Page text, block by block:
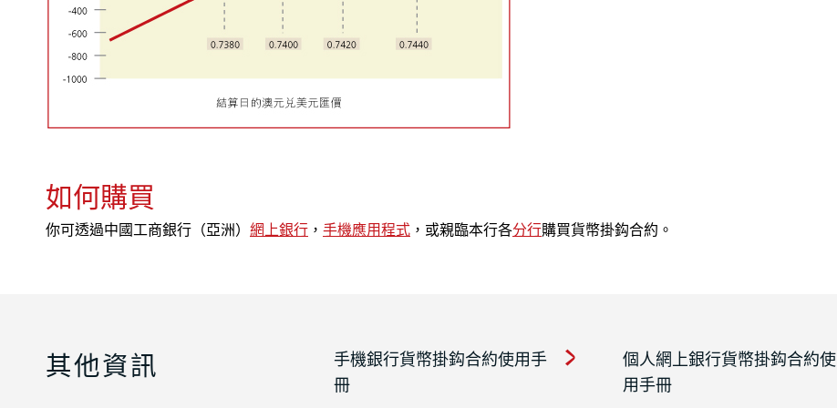
如何購買
你可透過中國工商銀行（亞洲） 網上銀行 ， 手機應用程式 ，或親臨本行各分行購買貨幣掛鈎合約。
其他資訊
手機銀行貨幣掛鈎合約使用手
冊
個人網上銀行貨幣掛鈎合約使
用手冊